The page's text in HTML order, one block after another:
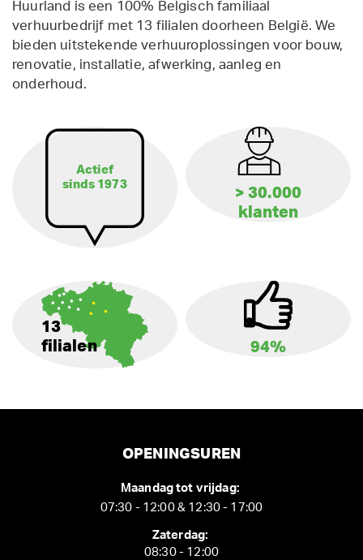
Huurland is een 100% Belgisch familiaal
verhuurbedrijf met 13 filialen doorheen België. We
bieden uitstekende verhuuroplossingen voor bouw,
renovatie, installatie, afwerking, aanleg en
onderhoud.
Actief
sinds 1973
> 30.000
klanten
13
filialen
94%
OPENINGSUREN
Maandag tot vrijdag:
07:30 - 12:00 & 12:30 - 17:00
Zaterdag:
08:30 - 12:00